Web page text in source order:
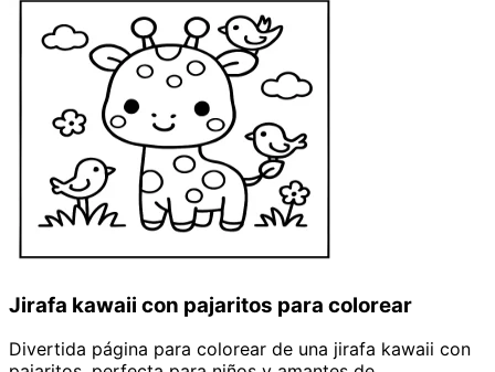
Jirafa kawaii con pajaritos para colorear
Divertida página para colorear de una jirafa kawaii con